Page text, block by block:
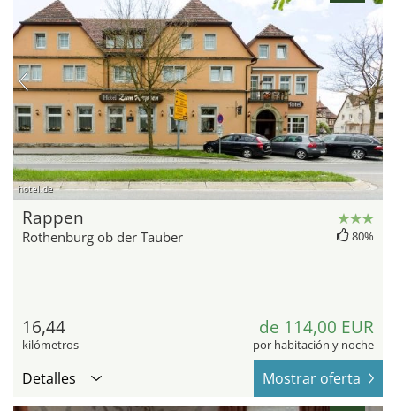
hotel.de
Rappen
Rothenburg ob der Tauber 80%
16,44
kilómetros
de 114,00 EUR
por habitación y noche
Detalles Mostrar oferta